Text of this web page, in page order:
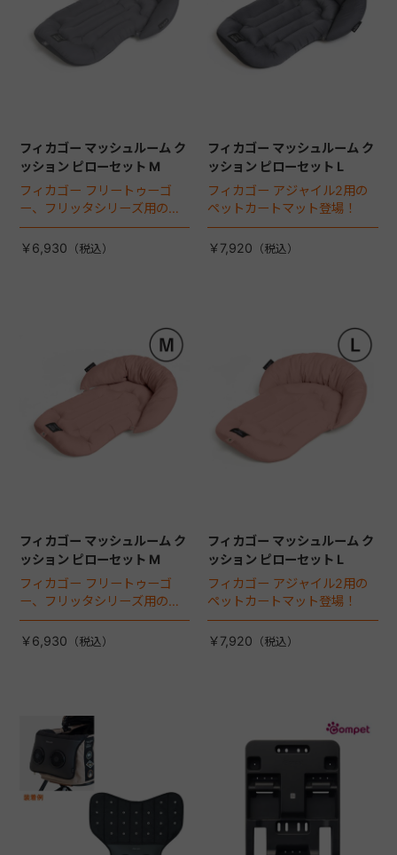
フィカゴー マッシュルーム ク
ッション ピローセット M
フィカゴー フリートゥーゴ
ー、フリッタシリーズ用のペ
ットカートマット登場！
￥6,930
フィカゴー マッシュルーム ク
ッション ピローセット L
フィカゴー アジャイル2用の
ペットカートマット登場！
￥7,920
フィカゴー マッシュルーム ク
ッション ピローセット M
フィカゴー フリートゥーゴ
ー、フリッタシリーズ用のペ
ットカートマット登場！
￥6,930
フィカゴー マッシュルーム ク
ッション ピローセット L
フィカゴー アジャイル2用の
ペットカートマット登場！
￥7,920